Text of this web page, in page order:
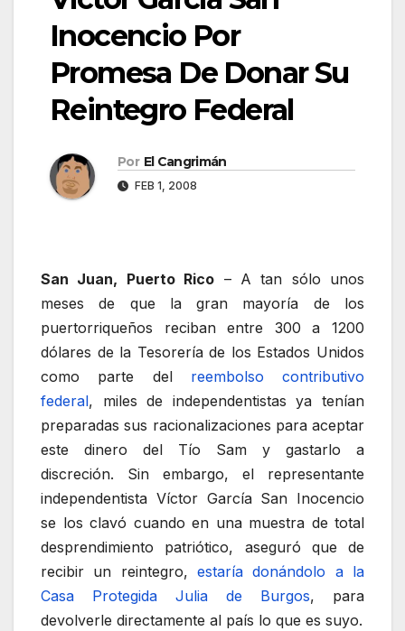
Inocencio Por
Promesa De Donar Su
Reintegro Federal
Por El Cangrimán
FEB 1, 2008
San Juan, Puerto Rico – A tan sólo unos
meses de que la gran mayoría de los
puertorriqueños reciban entre 300 a 1200
dólares de la Tesorería de los Estados Unidos
como parte del reembolso contributivo
federal, miles de independentistas ya tenían
preparadas sus racionalizaciones para aceptar
este dinero del Tío Sam y gastarlo a
discreción. Sin embargo, el representante
independentista Víctor García San Inocencio
se los clavó cuando en una muestra de total
desprendimiento patriótico, aseguró que de
recibir un reintegro, estaría donándolo a la
Casa Protegida Julia de Burgos, para
devolverle directamente al país lo que es suyo.